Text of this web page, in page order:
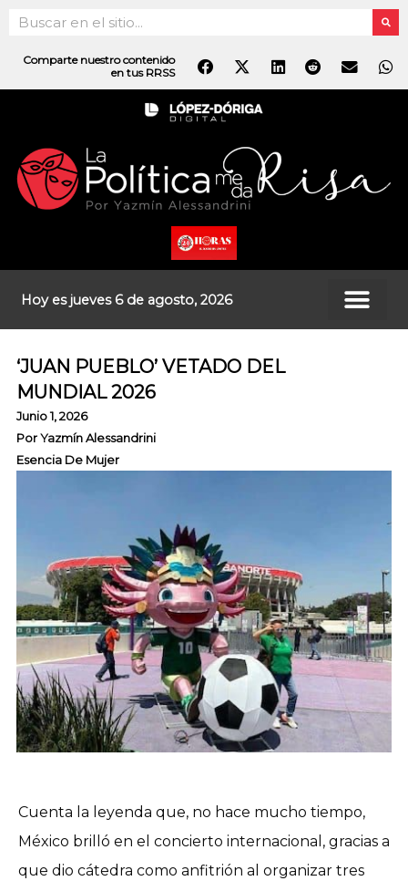
contenido
Search
Comparte nuestro contenido
en tus RRSS
Hoy es jueves 6 de agosto, 2026
‘JUAN PUEBLO’ VETADO DEL
MUNDIAL 2026
Junio 1, 2026
PorYazmín Alessandrini
Esencia De Mujer
Cuenta la leyenda que, no hace mucho tiempo,
México brilló en el concierto internacional, gracias a
que dio cátedra como anfitrión al organizar tres